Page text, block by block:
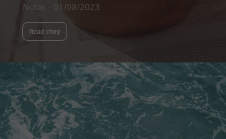
Notas 01/08/2023
Read story